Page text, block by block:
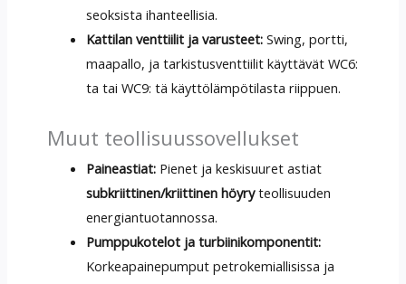
seoksista ihanteellisia.
Kattilan venttiilit ja varusteet: Swing, portti,
maapallo, ja tarkistusventtiilit käyttävät WC6:
ta tai WC9: tä käyttölämpötilasta riippuen.
Muut teollisuussovellukset
Paineastiat: Pienet ja keskisuuret astiat
subkriittinen/kriittinen höyryteollisuuden
energiantuotannossa.
Pumppukotelot ja turbiinikomponentit:
Korkeapainepumput petrokemiallisissa ja